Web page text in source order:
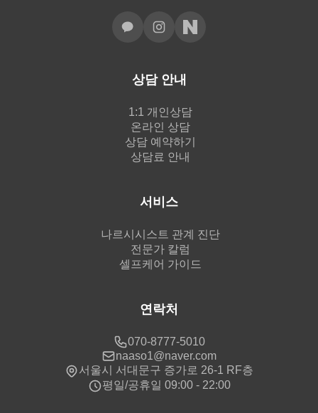
상담 안내
1:1 개인상담
온라인 상담
상담 예약하기
상담료 안내
서비스
나르시시스트 관계 진단
전문가 칼럼
셀프케어 가이드
연락처
070-8777-5010
naaso1@naver.com
서울시 서대문구 증가로 26-1 RF층
평일/공휴일 09:00 - 22:00